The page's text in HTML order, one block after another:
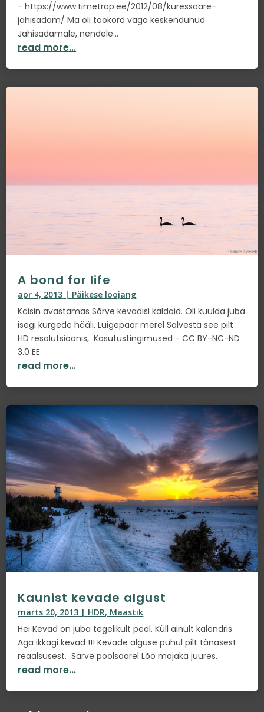
- https://www.timetrap.ee/2012/08/kuressaare-
jahisadam/ Ma oli tookord väga keskendunud
Jahisadamale, nendele...
read more...
A bond for life
apr 4, 2013 | Päikese loojang
Käisin avastamas Sõrve kevadisi kaldaid. Oli kuulda juba
isegi kurgede hääli. Luigepaar merel Salvesta see pilt
HD resolutsioonis, Kasutustingimused - CC BY-NC-ND
3.0 EE
read more...
Kaunist kevade algust
märts 20, 2013 | HDR, Maastik
Hei Kevad on juba tegelikult peal. Küll ainult kalendris
Aga ikkagi kevad !!! Kevade alguse puhul pilt tänasest
reaalsusest. Särve poolsaarel Lõo majaka juures.
read more...